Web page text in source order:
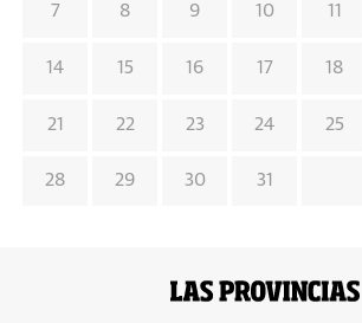
7 8 9 10 11
14 15 16 17 18
21 22 23 24 25
28 29 30 31